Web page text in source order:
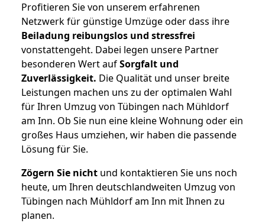
Profitieren Sie von unserem erfahrenen
Netzwerk für günstige Umzüge oder dass ihre
Beiladung reibungslos und stressfrei
vonstattengeht. Dabei legen unsere Partner
besonderen Wert aufSorgfalt und
Zuverlässigkeit. Die Qualität und unser breite
Leistungen machen uns zu der optimalen Wahl
für Ihren Umzug von Tübingen nach Mühldorf
am Inn. Ob Sie nun eine kleine Wohnung oder ein
großes Haus umziehen, wir haben die passende
Lösung für Sie.
Zögern Sie nicht und kontaktieren Sie uns noch
heute, um Ihren deutschlandweiten Umzug von
Tübingen nach Mühldorf am Inn mit Ihnen zu
planen.